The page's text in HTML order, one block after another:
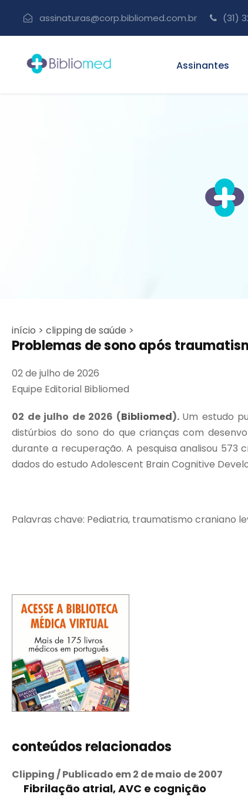
assinaturas@corp.bibliomed.com.br (31)
Assinantes
início > clipping de saúde >
Problemas de sono após
02 de julho de 2026
Equipe Editorial Bibliomed
02 de julho de 2026 (Bibliomed). Um estudo
distúrbios do sono do que crianças com
durante a recuperação. A pesquisa analisou 573
dados do estudo Adolescent Brain Cognitive
Palavras chave: Pediatria, traumatismo craniano
conteúdos relacionados
Clipping / Publicado em 2 de maio de 2007
Fibrilação atrial, AVC e cognição